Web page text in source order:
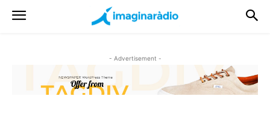
- Advertisement -